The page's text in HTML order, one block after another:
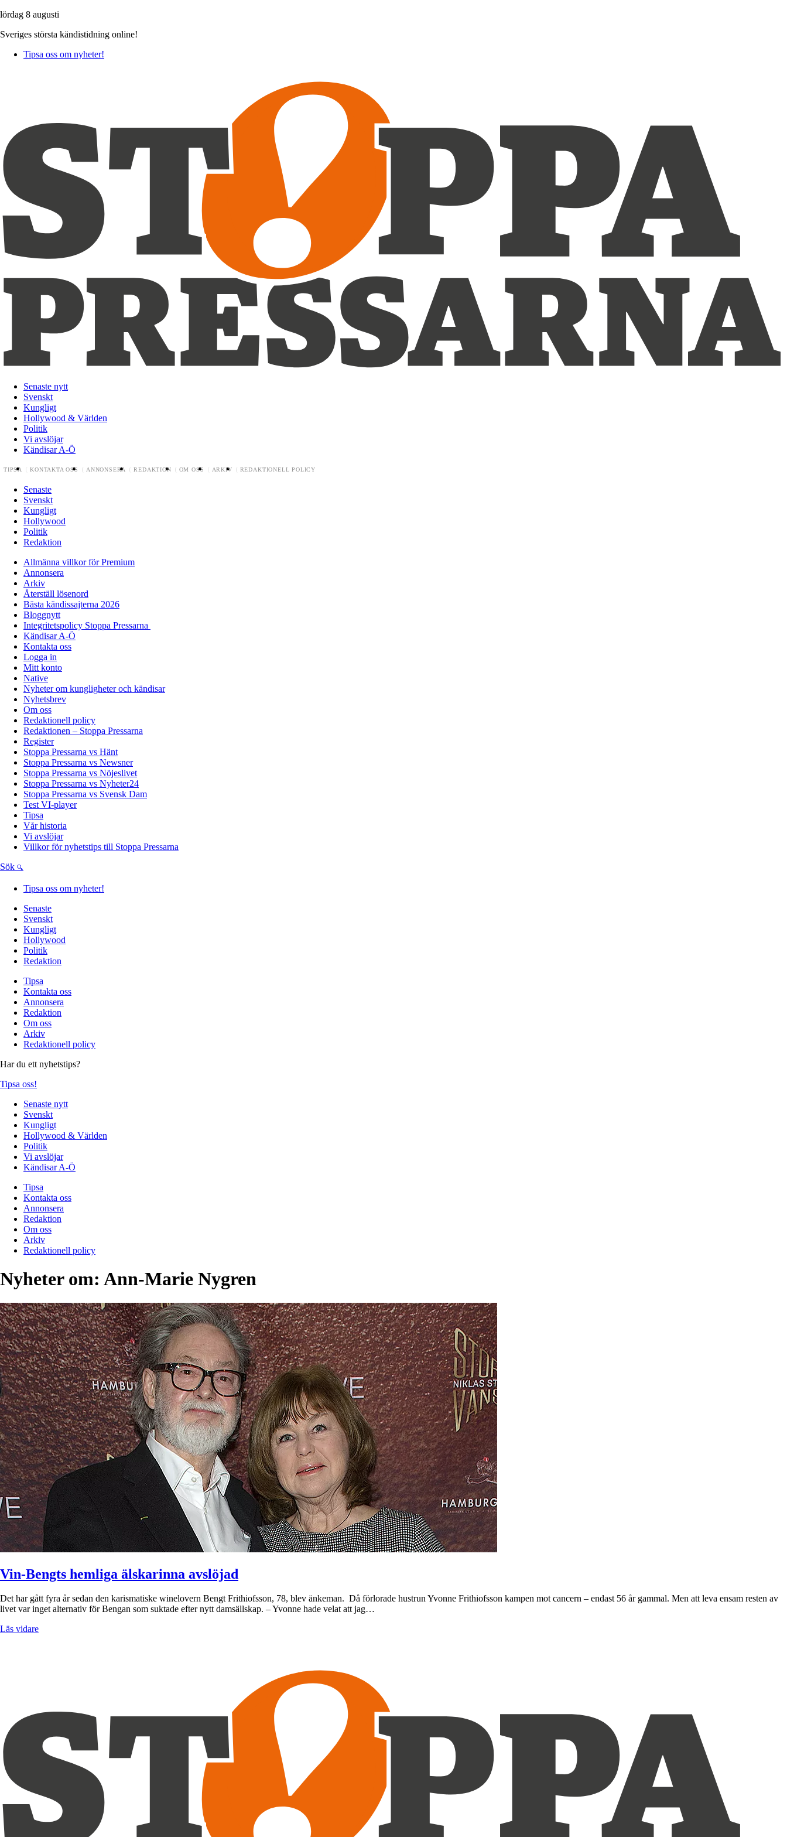
lördag 8 augusti
Sveriges största kändistidning online!
Tipsa oss om nyheter!
Senaste nytt
Svenskt
Kungligt
Hollywood & Världen
Politik
Vi avslöjar
Kändisar A-Ö
TIPSA KONTAKTA OSS ANNONSERA REDAKTION OM OSS ARKIV REDAKTIONELL POLICY
Senaste
Svenskt
Kungligt
Hollywood
Politik
Redaktion
Allmänna villkor för Premium
Annonsera
Arkiv
Återställ lösenord
Bästa kändissajterna 2026
Bloggnytt
Integritetspolicy Stoppa Pressarna
Kändisar A-Ö
Kontakta oss
Logga in
Mitt konto
Native
Nyheter om kungligheter och kändisar
Nyhetsbrev
Om oss
Redaktionell policy
Redaktionen – Stoppa Pressarna
Register
Stoppa Pressarna vs Hänt
Stoppa Pressarna vs Newsner
Stoppa Pressarna vs Nöjeslivet
Stoppa Pressarna vs Nyheter24
Stoppa Pressarna vs Svensk Dam
Test VI-player
Tipsa
Vår historia
Vi avslöjar
Villkor för nyhetstips till Stoppa Pressarna
Sök
Tipsa oss om nyheter!
Senaste
Svenskt
Kungligt
Hollywood
Politik
Redaktion
Tipsa
Kontakta oss
Annonsera
Redaktion
Om oss
Arkiv
Redaktionell policy
Har du ett nyhetstips?
Tipsa oss!
Senaste nytt
Svenskt
Kungligt
Hollywood & Världen
Politik
Vi avslöjar
Kändisar A-Ö
Tipsa
Kontakta oss
Annonsera
Redaktion
Om oss
Arkiv
Redaktionell policy
Nyheter om: Ann-Marie Nygren
Vin-Bengts hemliga älskarinna avslöjad
Det har gått fyra år sedan den karismatiske winelovern Bengt Frithiofsson, 78, blev änkeman. Då förlorade hustrun Yvonne Frithiofsson kampen mot cancern – endast 56 år gammal. Men att leva ensam resten av
livet var inget alternativ för Bengan som suktade efter nytt damsällskap. – Yvonne hade velat att jag…
Läs vidare